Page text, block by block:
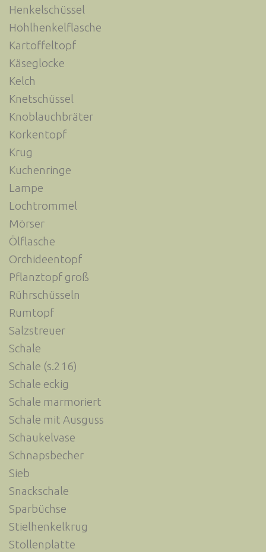
Henkelschüssel
Hohlhenkelflasche
Kartoffeltopf
Käseglocke
Kelch
Knetschüssel
Knoblauchbräter
Korkentopf
Krug
Kuchenringe
Lampe
Lochtrommel
Mörser
Ölflasche
Orchideentopf
Pflanztopf groß
Rührschüsseln
Rumtopf
Salzstreuer
Schale
Schale (s.216)
Schale eckig
Schale marmoriert
Schale mit Ausguss
Schaukelvase
Schnapsbecher
Sieb
Snackschale
Sparbüchse
Stielhenkelkrug
Stollenplatte